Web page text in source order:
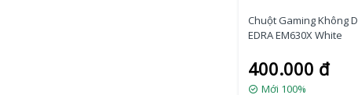
Chuột Gaming Không
EDRA EM630X White
400.000 đ
Mới 100%